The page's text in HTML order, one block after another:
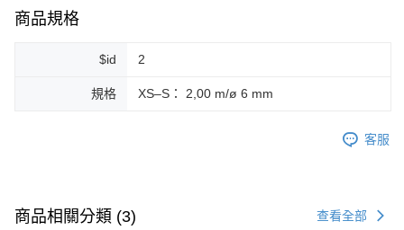
商品規格
$id 2
規格 XS–S： 2,00 m/ø 6 mm
客服
商品相關分類 (3) 查看全部